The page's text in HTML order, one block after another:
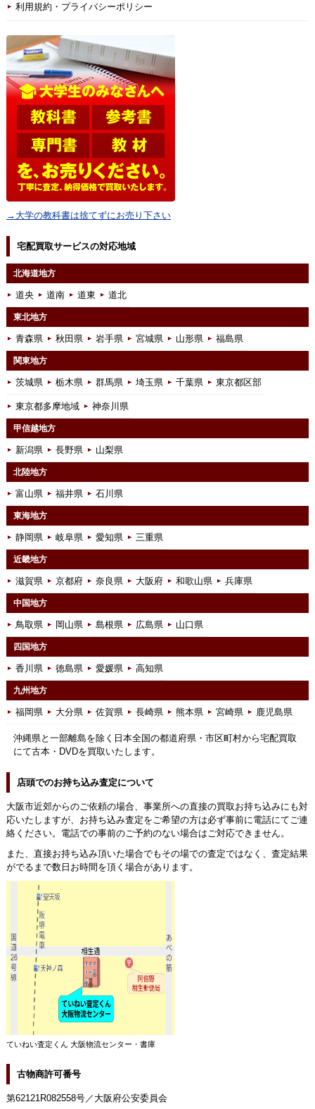
利用規約・プライバシーポリシー
→大学の教科書は捨てずにお売り下さい
宅配買取サービスの対応地域
北海道地方
道央 道南 道東 道北
東北地方
青森県 秋田県 岩手県 宮城県 山形県 福島県
関東地方
茨城県 栃木県 群馬県 埼玉県 千葉県 東京都区部
東京都多摩地域 神奈川県
甲信越地方
新潟県 長野県 山梨県
北陸地方
富山県 福井県 石川県
東海地方
静岡県 岐阜県 愛知県 三重県
近畿地方
滋賀県 京都府 奈良県 大阪府 和歌山県 兵庫県
中国地方
鳥取県 岡山県 島根県 広島県 山口県
四国地方
香川県 徳島県 愛媛県 高知県
九州地方
福岡県 大分県 佐賀県 長崎県 熊本県 宮崎県 鹿児島県
沖縄県と一部離島を除く日本全国の都道府県・市区町村から宅配買取
にて古本・DVDを買取いたします。
店頭でのお持ち込み査定について
大阪市近郊からのご依頼の場合、事業所への直接の買取お持ち込みにも対
応いたしますが、お持ち込み査定をご希望の方は必ず事前に電話にてご連
絡ください。電話での事前のご予約のない場合はご対応できません。
また、直接お持ち込み頂いた場合でもその場での査定ではなく、査定結果
がでるまで数日お時間を頂く場合があります。
ていねい査定くん 大阪物流センター・書庫
古物商許可番号
第62121R082558号／大阪府公安委員会